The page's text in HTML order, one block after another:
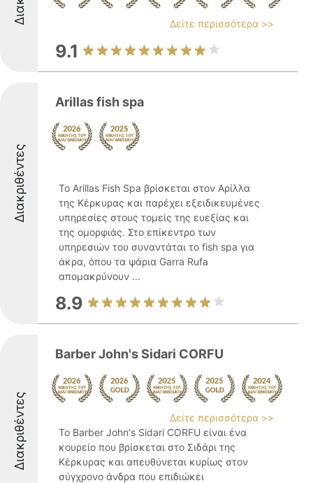
Δείτε περισσότερα >>
9.1
Διακριθέντες
Arillas fish spa
Το Arillas Fish Spa βρίσκεται στον Αρίλλα
της Κέρκυρας και παρέχει εξειδικευμένες
υπηρεσίες στους τομείς της ευεξίας και
της ομορφιάς. Στο επίκεντρο των
υπηρεσιών του συναντάται το fish spa για
άκρα, όπου τα ψάρια Garra Rufa
απομακρύνουν ...
8.9
Διακριθέντες
Barber John's Sidari CORFU
Δείτε περισσότερα >>
Το Barber John's Sidari CORFU είναι ένα
κουρείο που βρίσκεται στο Σιδάρι της
Κέρκυρας και απευθύνεται κυρίως στον
σύγχρονο άνδρα που επιδιώκει